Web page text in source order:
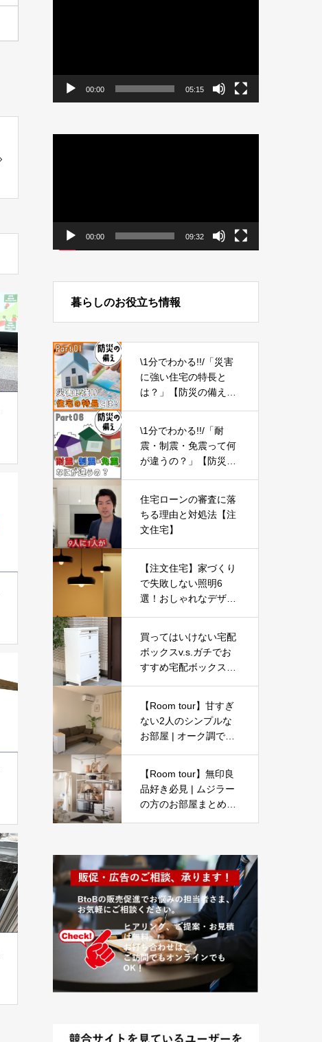
00:00 05:15
動
00:00 09:32
暮らしのお役立ち情報
\1分でわかる!!/「災害
に強い住宅の特長と
は？」【防災の備え
\1分でわかる!!/「耐
震・制震・免震って何
が違うの？」【防災の
住宅ローンの審査に落
ちる理由と対処法【注
文住宅】
【注文住宅】家づくり
で失敗しない照明6
選！おしゃれなデザイ
買ってはいけない宅配
ボックスv.s.ガチでお
すすめ宅配ボックス10
【Room tour】甘すぎ
ない2人のシンプルな
お部屋 | オーク調で統
【Room tour】無印良
品好き必見 | ムジラー
の方のお部屋まとめま